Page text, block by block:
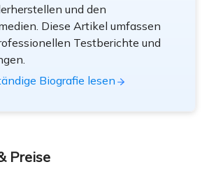
und den
Diese Artikel umfassen
Testberichte und
Biografie lesen
Preise